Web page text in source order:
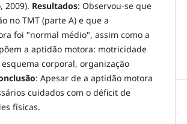
2009). Resultados: Observou-se que
no TMT (parte A) e que a
foi "normal médio", assim como a
a aptidão motora: motricidade
corporal, organização
: Apesar de a aptidão motora
cuidados com o déficit de
físicas.